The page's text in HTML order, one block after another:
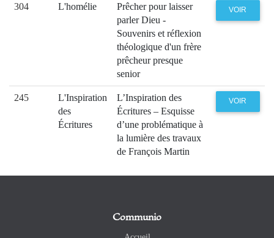
304 L'homélie
Prêcher pour laisser
parler Dieu -
Souvenirs et réflexion
théologique d'un frère
prêcheur presque
senior
VOIR
245
L'Inspiration
des
Écritures
L’Inspiration des
Écritures – Esquisse
d’une problématique à
la lumière des travaux
de François Martin
VOIR
Communio